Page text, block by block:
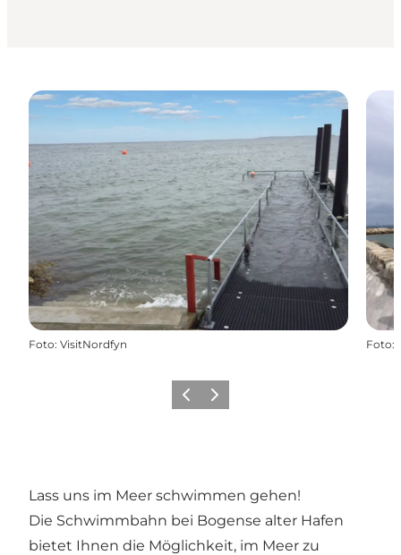
Foto: VisitNordfyn Foto:
Vorherige Folie
Nächste Folie
Lass uns im Meer schwimmen gehen!
Die Schwimmbahn bei Bogense alter Hafen
bietet Ihnen die Möglichkeit, im Meer zu